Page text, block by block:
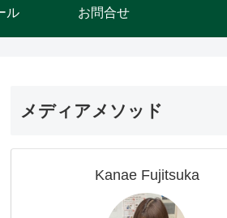
ル お問合せ
メディアメソッド
Kanae Fujitsuka